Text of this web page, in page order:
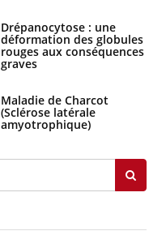
Drépanocytose : une
déformation des globules
rouges aux conséquences
graves
Maladie de Charcot
(Sclérose latérale
amyotrophique)